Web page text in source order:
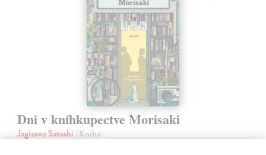
Dni v kníhkupectve Morisaki
Jagisawa Satoshi | Kniha